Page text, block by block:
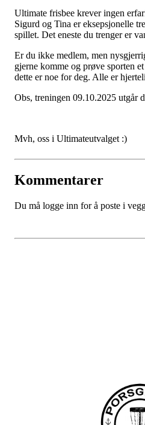
Ultimate frisbee krever ingen
Sigurd og Tina er eksepsjonelle
spillet. Det eneste du trenger er
Er du ikke medlem, men
gjerne komme og prøve sporten
dette er noe for deg. Alle er
Obs, treningen 09.10.2025 utgår
Mvh, oss i Ultimateutvalget :)
Kommentarer
Du må logge inn for å poste i